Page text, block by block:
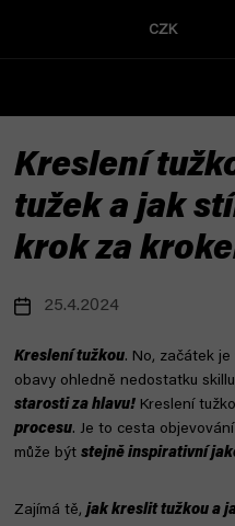
CZK
Kreslení
tužek a jak
krok za
25.4.2024
Kreslení tužkou. No, začátek
obavy ohledně nedostatku
starosti za hlavu! Kreslení
procesu. Je to cesta
může být stejně inspirativní
Zajímá tě, jak kreslit tužkou a